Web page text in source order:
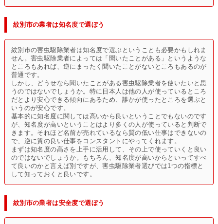
紋別市の業者は知名度で選ぼう
紋別市の害虫駆除業者は知名度で選ぶということも必要かもしれま
せん。害虫駆除業者によっては「聞いたことがある」というような
ところもあれば、逆にまったく聞いたことがないところもあるのが
普通です。
しかし、どうせなら聞いたことがある害虫駆除業者を使いたいと思
うのではないでしょうか。特に日本人は他の人が使っているところ
だとより安心できる傾向にあるため、誰かが使ったところを選ぶと
いうのが安心です。
基本的に知名度に関しては高いから良いということでもないのです
が、知名度が高いということはより多くの人が使っていると判断で
きます。それほど名前が売れているなら質の低い仕事はできないの
で、逆に質の良い仕事をコンスタントにやってくれます。
まずは知名度の高さを上手に活用して、その上で使っていくと良い
のではないでしょうか。もちろん、知名度が高いからといってすべ
て良いのかと言えば別ですが、害虫駆除業者選びでは1つの指標と
して知っておくと良いです。
紋別市の業者は安全度で選ぼう